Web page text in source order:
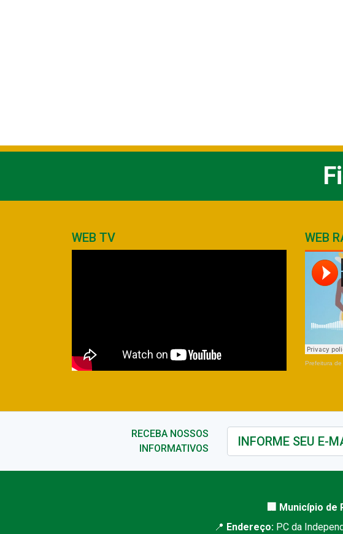
WEB TV WEB
Prefeitura
RECEBA NOSSOS
INFORMATIVOS
🏢 Município de
📍 Endereço: PC da